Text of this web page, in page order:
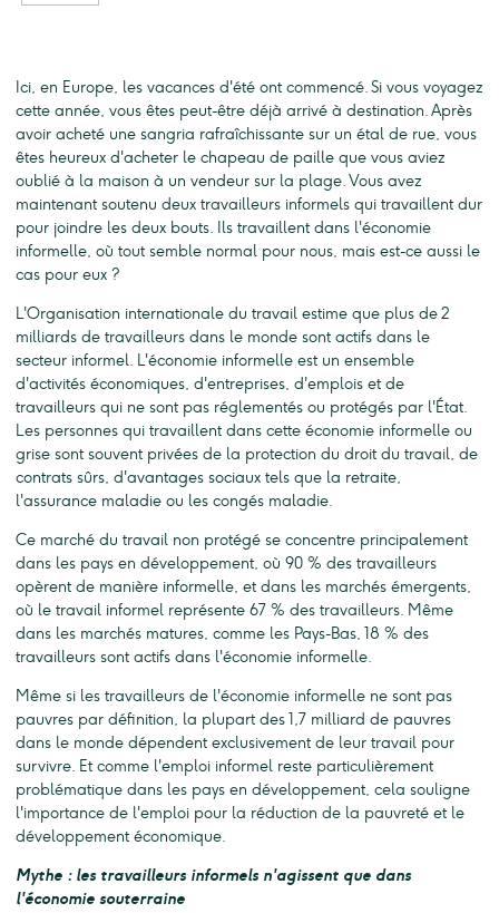
Ici, en Europe, les vacances d'été ont commencé. Si vous voyagez
cette année, vous êtes peut-être déjà arrivé à destination. Après
avoir acheté une sangria rafraîchissante sur un étal de rue, vous
êtes heureux d'acheter le chapeau de paille que vous aviez
oublié à la maison à un vendeur sur la plage. Vous avez
maintenant soutenu deux travailleurs informels qui travaillent dur
pour joindre les deux bouts. Ils travaillent dans l'économie
informelle, où tout semble normal pour nous, mais est-ce aussi le
cas pour eux ?
L'Organisation internationale du travail estime que plus de 2
milliards de travailleurs dans le monde sont actifs dans le
secteur informel. L'économie informelle est un ensemble
d'activités économiques, d'entreprises, d'emplois et de
travailleurs qui ne sont pas réglementés ou protégés par l'État.
Les personnes qui travaillent dans cette économie informelle ou
grise sont souvent privées de la protection du droit du travail, de
contrats sûrs, d'avantages sociaux tels que la retraite,
l'assurance maladie ou les congés maladie.
Ce marché du travail non protégé se concentre principalement
dans les pays en développement, où 90 % des travailleurs
opèrent de manière informelle, et dans les marchés émergents,
où le travail informel représente 67 % des travailleurs. Même
dans les marchés matures, comme les Pays-Bas, 18 % des
travailleurs sont actifs dans l'économie informelle.
Même si les travailleurs de l'économie informelle ne sont pas
pauvres par définition, la plupart des 1,7 milliard de pauvres
dans le monde dépendent exclusivement de leur travail pour
survivre. Et comme l'emploi informel reste particulièrement
problématique dans les pays en développement, cela souligne
l'importance de l'emploi pour la réduction de la pauvreté et le
développement économique.
Mythe : les travailleurs informels n'agissent que dans
l'économie souterraine